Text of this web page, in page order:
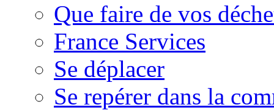
Que faire de vos
France Services
Se déplacer
Se repérer dans la